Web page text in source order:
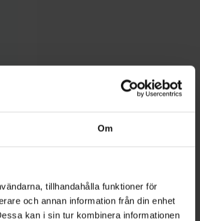
Om
tillhandahålla funktioner för
och annan information från din enhet
kan i sin tur kombinera informationen